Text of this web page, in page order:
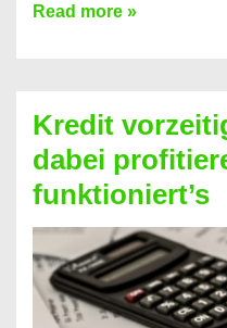
Ganz
Kredit
berechnen
–
Mit
diesen
Regeln!
Read more »
Kredit
dabei
funktioniert’s